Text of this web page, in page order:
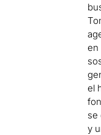
en
el
se
y